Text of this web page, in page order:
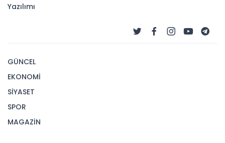
Yazılımı
GÜNCEL
EKONOMİ
SİYASET
SPOR
MAGAZİN